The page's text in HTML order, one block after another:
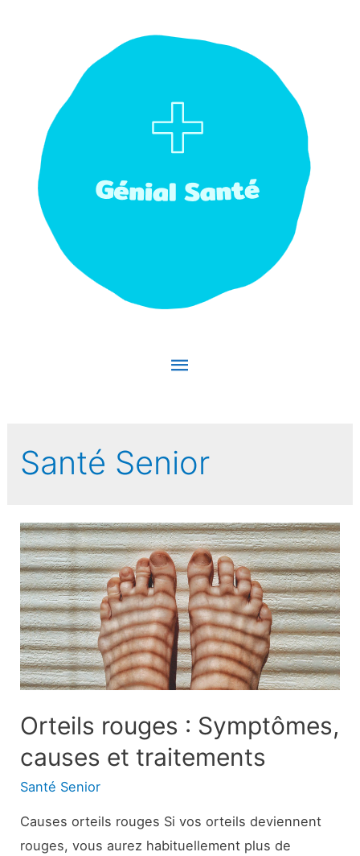
Menu
Santé Senior
Orteils rouges : Symptômes,
causes et traitements
Santé Senior
Causes orteils rouges Si vos orteils deviennent
rouges, vous aurez habituellement plus de